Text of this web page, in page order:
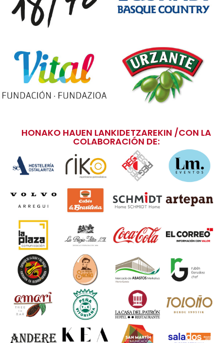
HONAKO HAUEN LANKIDETZAREKIN /CON LA
COLABORACIÓN DE: